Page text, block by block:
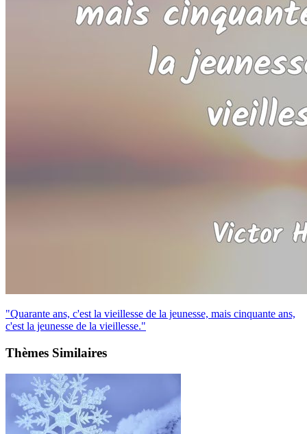
"Quarante ans, c'est la vieillesse de la jeunesse, mais cinquante ans,
c'est la jeunesse de la vieillesse."
Thèmes Similaires